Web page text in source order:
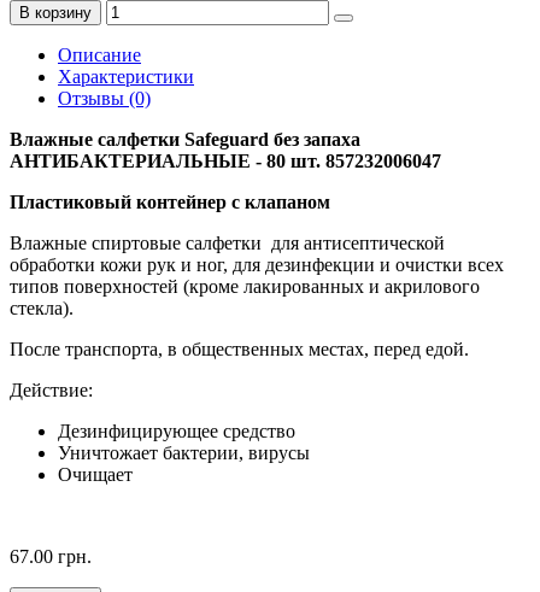
В корзину
Описание
Характеристики
Отзывы (0)
Влажные салфетки Safeguard без запаха
АНТИБАКТЕРИАЛЬНЫЕ - 80 шт. 857232006047
Пластиковый контейнер с клапаном
Влажные спиртовые салфетки для антисептической
обработки кожи рук и ног, для дезинфекции и очистки всех
типов поверхностей (кроме лакированных и акрилового
стекла).
После транспорта, в общественных местах, перед едой.
Действие:
Дезинфицирующее средство
Уничтожает бактерии, вирусы
Очищает
67.00 грн.